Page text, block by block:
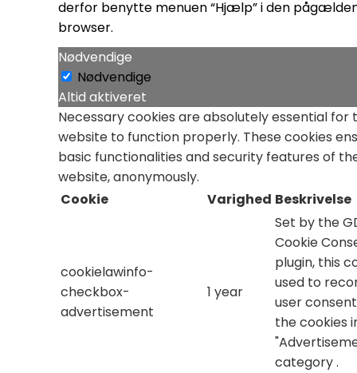
derfor benytte menuen “Hjælp” i den
browser.
Nødvendige
Nødvendige
Altid aktiveret
Necessary cookies are absolutely essential for
website to function properly. These cookies
basic functionalities and security features of
website, anonymously.
Cookie
Varighed Beskrivelse
cookielawinfo-
checkbox-
advertisement
1 year
Set by the
Cookie
plugin, this
used to
user
the cookies
category .